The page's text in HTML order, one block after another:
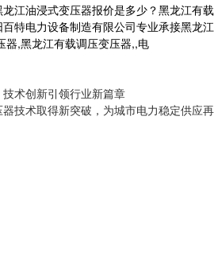
江油浸式变压器报价是多少？黑龙江有载
特电力设备制造有限公司专业承接黑龙江
器,黑龙江有载调压变压器,,电
术创新引领行业新篇章
技术取得新突破，为城市电力稳定供应再